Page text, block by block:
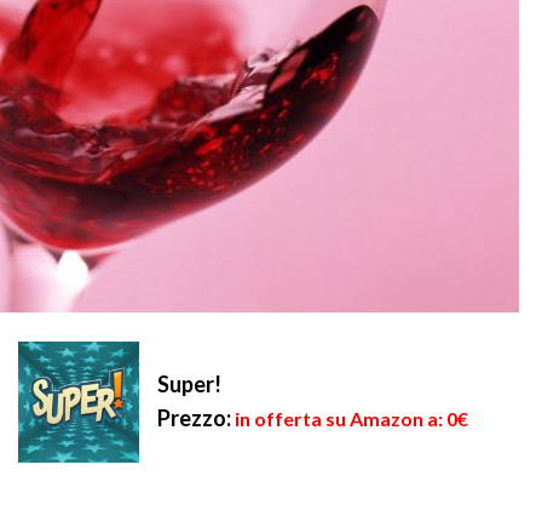
Super!
Prezzo: in offerta su Amazon a: 0€